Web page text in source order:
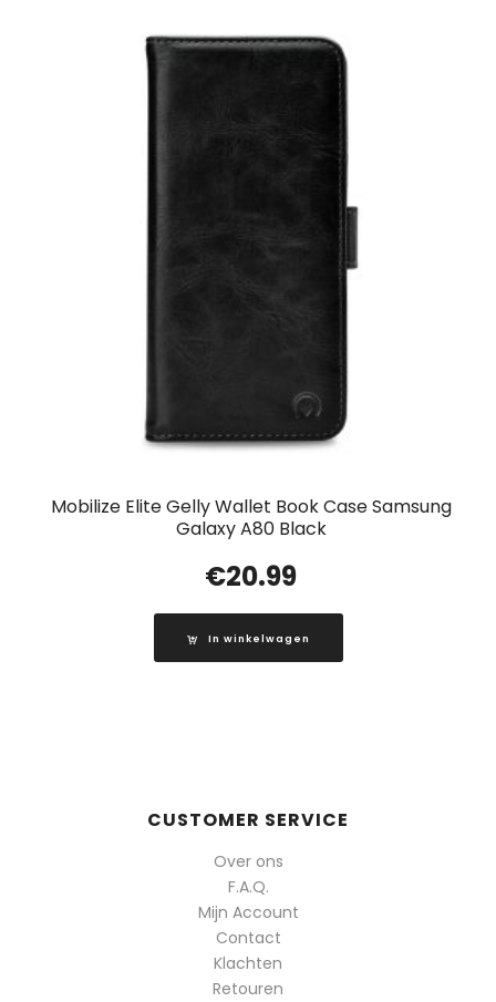
Mobilize Elite Gelly Wallet Book Case Samsung
Galaxy A80 Black
€20.99
In winkelwagen
CUSTOMER SERVICE
Over ons
F.A.Q.
Mijn Account
Contact
Klachten
Retouren